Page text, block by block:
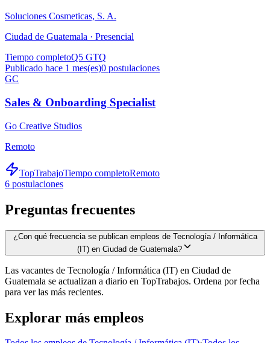
Soluciones Cosmeticas, S. A.
Ciudad de Guatemala · Presencial
Tiempo completoQ5 GTQ
Publicado hace 1 mes(es)0 postulaciones
GC
Sales & Onboarding Specialist
Go Creative Studios
Remoto
TopTrabajoTiempo completoRemoto
6 postulaciones
Preguntas frecuentes
¿Con qué frecuencia se publican empleos de Tecnología / Informática
(IT) en Ciudad de Guatemala?
Las vacantes de Tecnología / Informática (IT) en Ciudad de
Guatemala se actualizan a diario en TopTrabajos. Ordena por fecha
para ver las más recientes.
Explorar más empleos